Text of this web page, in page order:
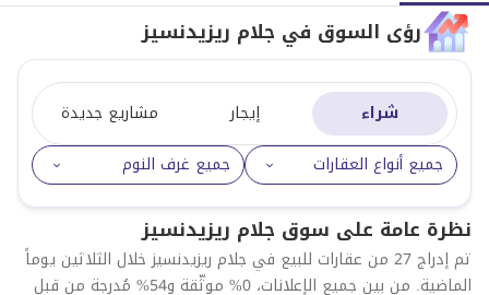
رؤى السوق في جلام ريزيدنسيز
شراء إيجار
مشاريع جديدة
جميع أنواع العقارات
جميع غرف النوم
نظرة عامة على سوق جلام ريزيدنسيز
تم إدراج 27 من عقارات للبيع في جلام ريزيدنسيز خلال الثلاثين يوماً
الماضية. من بين جميع الإعلانات، 0% موثّقة و54% مُدرجة من قبل